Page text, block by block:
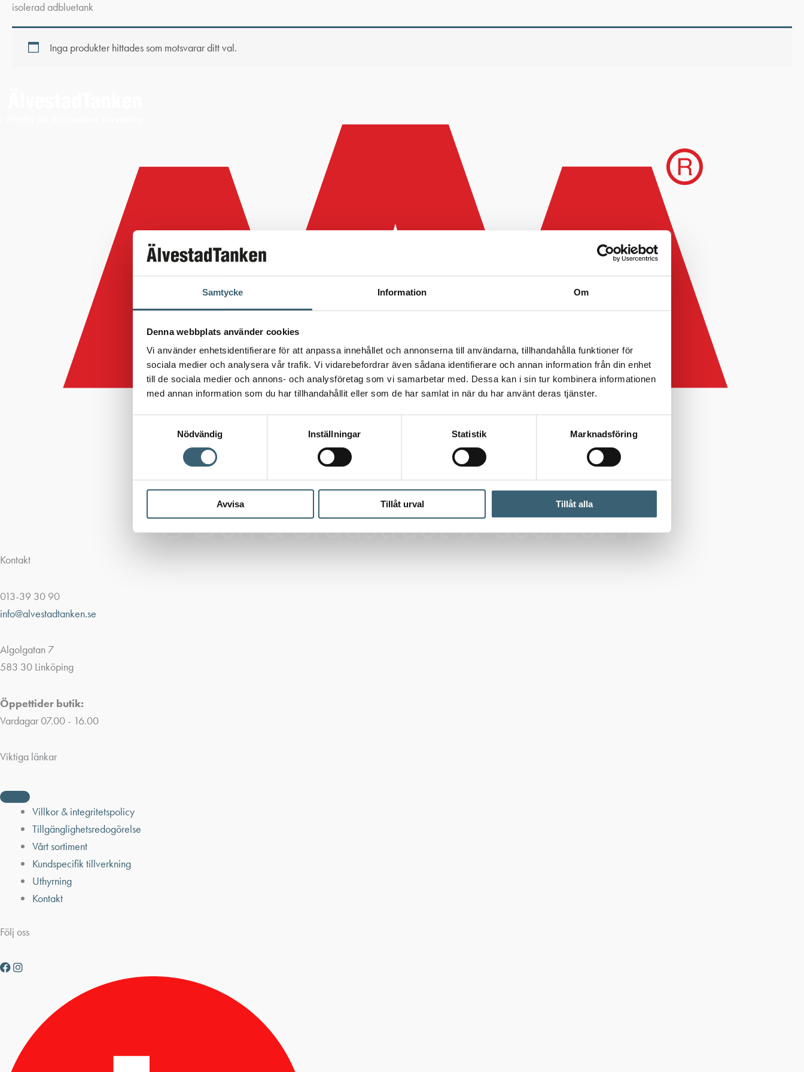
Samtycke Information Om
Denna webbplats använder cookies
Vi använder enhetsidentifierare för att anpassa innehållet och annonserna till användarna, tillhandahålla funktioner för
sociala medier och analysera vår trafik. Vi vidarebefordrar även sådana identifierare och annan information från din enhet
till de sociala medier och annons- och analysföretag som vi samarbetar med. Dessa kan i sin tur kombinera informationen
med annan information som du har tillhandahållit eller som de har samlat in när du har använt deras tjänster.
Nödvändig
Inställningar Statistik Marknadsföring
Avvisa Tillåt urval Tillåt alla
isolerad adbluetank
Inga produkter hittades som motsvarar ditt val.
Kontakt
013-39 30 90
info@alvestadtanken.se
Algolgatan 7
583 30 Linköping
Öppettider butik:
Vardagar 07.00 - 16.00
Viktiga länkar
Villkor & integritetspolicy
Tillgänglighetsredogörelse
Vårt sortiment
Kundspecifik tillverkning
Uthyrning
Kontakt
Följ oss